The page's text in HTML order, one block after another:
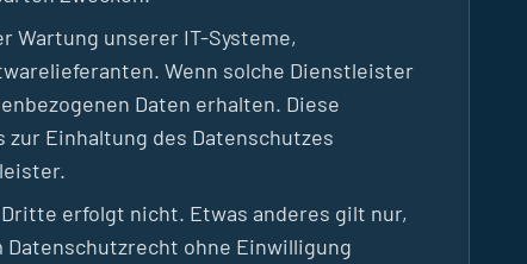
Wartung unserer IT-Systeme,
Wenn solche Dienstleister
Daten erhalten. Diese
Einhaltung des Datenschutzes
erfolgt nicht. Etwas anderes gilt nur,
ohne Einwilligung